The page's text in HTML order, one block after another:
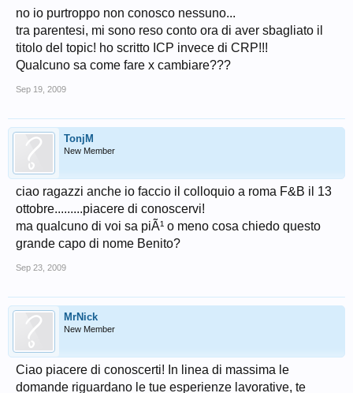
no io purtroppo non conosco nessuno...
tra parentesi, mi sono reso conto ora di aver sbagliato il
titolo del topic! ho scritto ICP invece di CRP!!!
Qualcuno sa come fare x cambiare???
Sep 19, 2009
TonjM
New Member
ciao ragazzi anche io faccio il colloquio a roma F&B il 13
ottobre.........piacere di conoscervi!
ma qualcuno di voi sa piÃ¹ o meno cosa chiedo questo
grande capo di nome Benito?
Sep 23, 2009
MrNick
New Member
Ciao piacere di conoscerti! In linea di massima le
domande riguardano le tue esperienze lavorative, te